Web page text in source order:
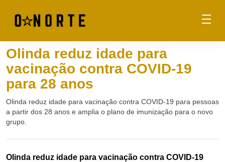
Olinda reduz idade para
vacinação contra COVID-19
para 28 anos
Olinda reduz idade para vacinação contra COVID-19 para pessoas
a partir dos 28 anos e amplia o plano de imunização para o novo
grupo.
Olinda reduz idade para vacinação contra COVID-19